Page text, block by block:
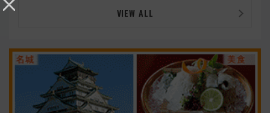
VIEW ALL